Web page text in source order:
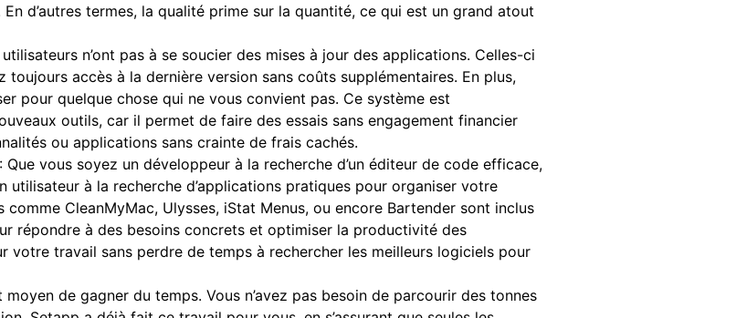
d’autres termes, la qualité prime sur la quantité, ce qui est un grand atout
utilisateurs n’ont pas à se soucier des mises à jour des applications. Celles-ci
accès à la dernière version sans coûts supplémentaires. En plus,
pour quelque chose qui ne vous convient pas. Ce système est
outils, car il permet de faire des essais sans engagement financier
ou applications sans crainte de frais cachés.
: Que vous soyez un développeur à la recherche d’un éditeur de code efficace,
à la recherche d’applications pratiques pour organiser votre
CleanMyMac, Ulysses, iStat Menus, ou encore Bartender sont inclus
répondre à des besoins concrets et optimiser la productivité des
votre travail sans perdre de temps à rechercher les meilleurs logiciels pour
moyen de gagner du temps. Vous n’avez pas besoin de parcourir des tonnes